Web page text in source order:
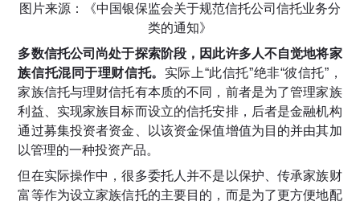
图片来源：《中国银保监会关于规范信托公司信托业务分
类的通知》
多数信托公司尚处于探索阶段，因此许多人不自觉地将家
族信托混同于理财信托。 实际上“此信托”绝非“彼信托”，
家族信托与理财信托有本质的不同，前者是为了管理家族
利益、实现家族目标而设立的信托安排，后者是金融机构
通过募集投资者资金、以该资金保值增值为目的并由其加
以管理的一种投资产品。
但在实际操作中，很多委托人并不是以保护、传承家族财
富等作为设立家族信托的主要目的，而是为了更方便地配